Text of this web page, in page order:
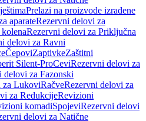
Prelazi na proizvode izrađene
aparateRezervni delovi za
Rezervni delovi za Priključna
delovi za Ravni
ČepoviZaptivkeZaštitni
Silent-ProCeviRezervni delovi za
delovi za Fazonski
za LukoviRačveRezervni delovi za
za RedukcijeRevizioni
komadiSpojeviRezervni delovi
delovi za Natične